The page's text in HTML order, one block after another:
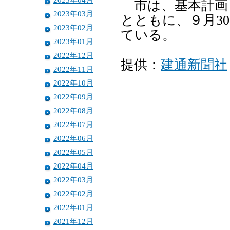
2023年03月
2023年02月
2023年01月
2022年12月
2022年11月
2022年10月
2022年09月
2022年08月
2022年07月
2022年06月
2022年05月
2022年04月
2022年03月
2022年02月
2022年01月
2021年12月
市は、基本計画
とともに、９月
ている。
提供： 建通新聞社